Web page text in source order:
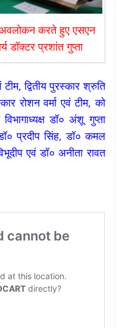
अवलोकन करते हुए एसएन
डॉक्टर प्रशांत गुप्ता
द्वितीय पुरस्कार श्रुति
रोशन वर्मा एवं टीम, को
डॉ० अंशू गुप्ता
प्रदीप सिंह, डॉ० कमल
एवं डॉ० अनीता रावत